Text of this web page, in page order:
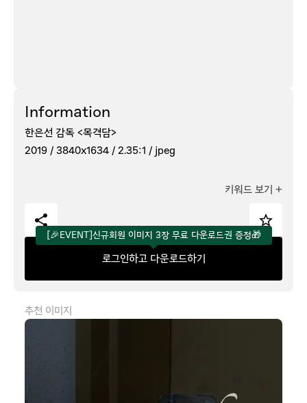
Information
한은선 감독 <목격담>
2019 / 3840x1634 / 2.35:1 / jpeg
키워드 보기 +
[🎉EVENT]신규회원 이미지 3장 무료 다운로드권 증정🎁
로그인하고 다운로드하기
추천 이미지